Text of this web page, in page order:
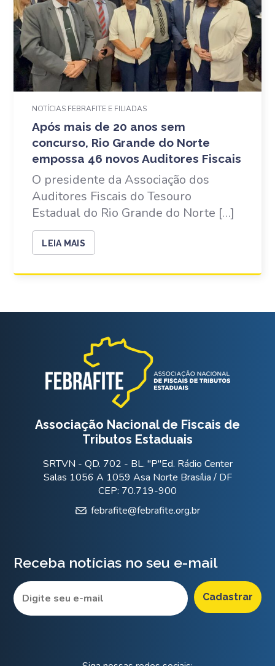
NOTÍCIAS FEBRAFITE E FILIADAS
Após mais de 20 anos sem
concurso, Rio Grande do Norte
empossa 46 novos Auditores Fiscais
O presidente da Associação dos
Auditores Fiscais do Tesouro
Estadual do Rio Grande do Norte […]
LEIA MAIS
Associação Nacional de Fiscais de
Tributos Estaduais
SRTVN - QD. 702 - BL. "P"Ed. Rádio Center
Salas 1056 A 1059 Asa Norte Brasília / DF
CEP: 70.719-900
febrafite@febrafite.org.br
Receba notícias no seu e-mail